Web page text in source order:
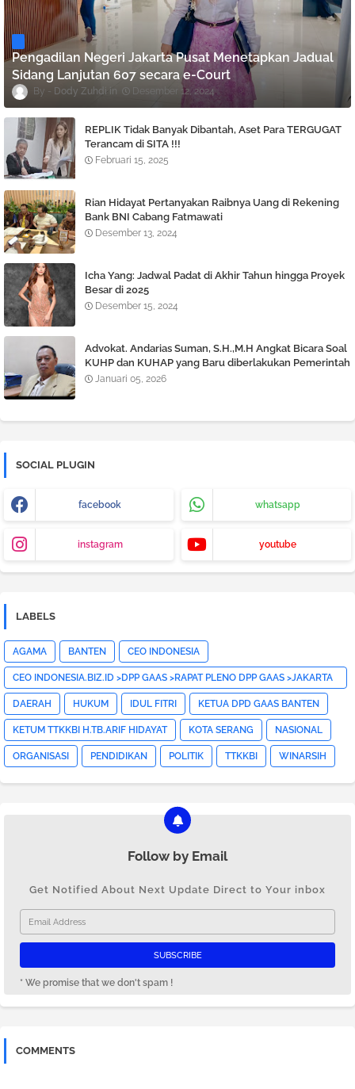
Pengadilan Negeri Jakarta Pusat Menetapkan Jadual
Sidang Lanjutan 607 secara e-Court
Dody Zuhdi Desember 12, 2024
REPLIK Tidak Banyak Dibantah, Aset Para TERGUGAT
Terancam di SITA !!!
Februari 15, 2025
Rian Hidayat Pertanyakan Raibnya Uang di Rekening
Bank BNI Cabang Fatmawati
Desember 13, 2024
Icha Yang: Jadwal Padat di Akhir Tahun hingga Proyek
Besar di 2025
Desember 15, 2024
Advokat. Andarias Suman, S.H.,M.H Angkat Bicara Soal
KUHP dan KUHAP yang Baru diberlakukan Pemerintah
Januari 05, 2026
SOCIAL PLUGIN
facebook whatsapp
instagram youtube
LABELS
AGAMA BANTEN CEO INDONESIA
CEO INDONESIA.BIZ.ID >DPP GAAS >RAPAT PLENO DPP GAAS >JAKARTA
PUSAT>HOTNEWS>
DAERAH HUKUM IDUL FITRI KETUA DPD GAAS BANTEN
KETUM TTKKBI H.TB.ARIF HIDAYAT KOTA SERANG NASIONAL
ORGANISASI PENDIDIKAN POLITIK TTKKBI WINARSIH
Follow by Email
Get Notified About Next Update Direct to Your inbox
* We promise that we don't spam !
COMMENTS